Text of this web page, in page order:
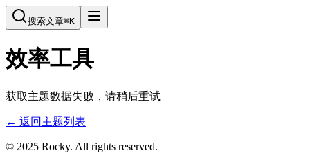
搜索文章⌘K
效率工具
获取主题数据失败，请稍后重试
← 返回主题列表
© 2025 Rocky. All rights reserved.